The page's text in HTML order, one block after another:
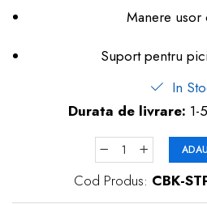
Manere usor
Suport pentru
In
Durata de livrare: 1-
Cod Produs: CBK-